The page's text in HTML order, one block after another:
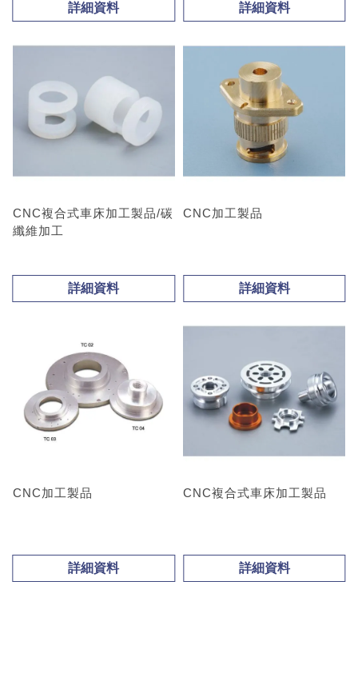
詳細資料 詳細資料
CNC複合式車床加工製品/碳
纖維加工
詳細資料
CNC加工製品
詳細資料
CNC加工製品
詳細資料
CNC複合式車床加工製品
詳細資料